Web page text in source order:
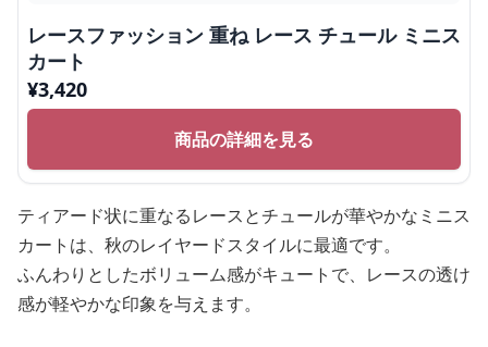
レースファッション 重ね レース チュール ミニス
カート
¥3,420
商品の詳細を見る
ティアード状に重なるレースとチュールが華やかなミニス
カートは、秋のレイヤードスタイルに最適です。
ふんわりとしたボリューム感がキュートで、レースの透け
感が軽やかな印象を与えます。